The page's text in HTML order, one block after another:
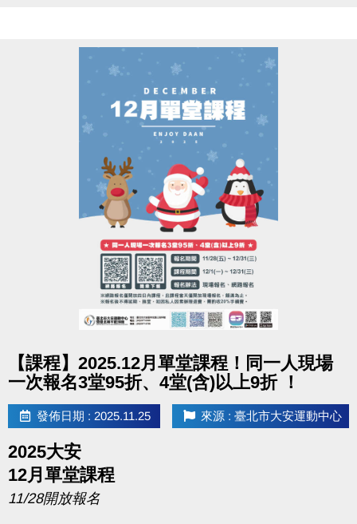
造成不便 敬請見諒
【課程】2025.12月單堂課程！同一人現場
一次報名3堂95折、4堂(含)以上9折 ！
發佈日期 : 2025.11.25 來源 : 臺北市大安運動中心
2025大安
12月單堂課程
11/28開放報名